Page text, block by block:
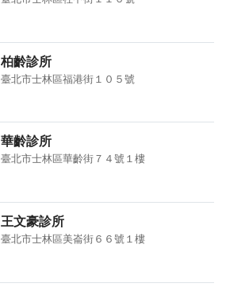
柏齡診所
臺北市士林區福港街１０５號
華齡診所
臺北市士林區華齡街７４號１樓
王文豪診所
臺北市士林區美崙街６６號１樓